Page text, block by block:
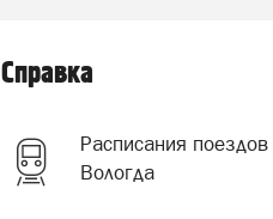
Справка
Расписания поездов
Вологда